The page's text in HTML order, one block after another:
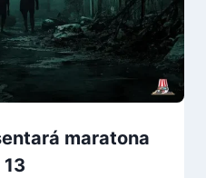
maratona